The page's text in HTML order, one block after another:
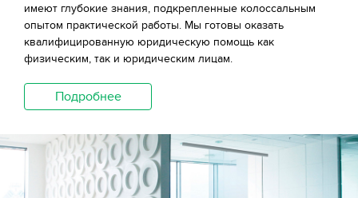
имеют глубокие знания, подкрепленные колоссальным
опытом практической работы. Мы готовы оказать
квалифицированную юридическую помощь как
физическим, так и юридическим лицам.
Подробнее